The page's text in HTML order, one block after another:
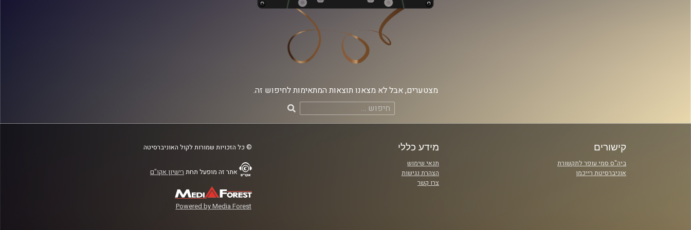
מצטערים, אבל לא מצאנו תוצאות המתאימות לחיפוש זה.
חיפוש:
קישורים
ביה"ס סמי עופר לתקשורת
אוניברסיטת רייכמן
מידע כללי
תנאי שימוש
הצהרת נגישות
צרו קשר
© כל הזכויות שמורות לקול האוניברסיטה
אתר זה מופעל תחת רישיון אקו"ם
Powered by Media Forest